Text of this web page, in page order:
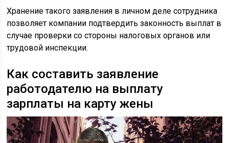
Хранение такого заявления в личном деле сотрудника
позволяет компании подтвердить законность выплат в
случае проверки со стороны налоговых органов или
трудовой инспекции.
Как составить заявление
работодателю на выплату
зарплаты на карту жены